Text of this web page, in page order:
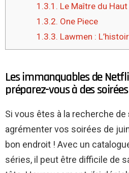
1.3.1. Le Maître du
1.3.2. One Piece
1.3.3. Lawmen :
Les immanquables de
préparez-vous à des
Si vous êtes à la recherche de
agrémenter vos soirées de
bon endroit ! Avec un
séries, il peut être difficile de